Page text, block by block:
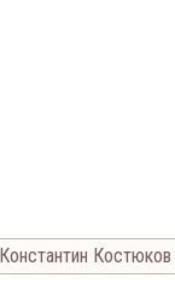
Костюков